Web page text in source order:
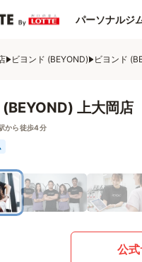
パーソナルジ
ビヨンド (BEYOND) ビヨンド
(BEYOND) 上大岡店
から徒歩4分
公式